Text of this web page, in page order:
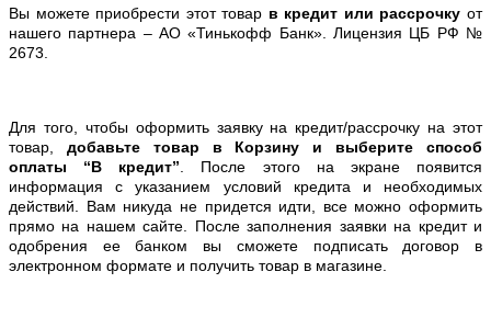
Вы можете приобрести этот товар в кредит или рассрочку от
нашего партнера – АО «Тинькофф Банк». Лицензия ЦБ РФ №
2673.
Для того, чтобы оформить заявку на кредит/рассрочку на этот
товар, добавьте товар в Корзину и выберите способ
оплаты “В кредит” . После этого на экране появится
информация с указанием условий кредита и необходимых
действий. Вам никуда не придется идти, все можно оформить
прямо на нашем сайте. После заполнения заявки на кредит и
одобрения ее банком вы сможете подписать договор в
электронном формате и получить товар в магазине.